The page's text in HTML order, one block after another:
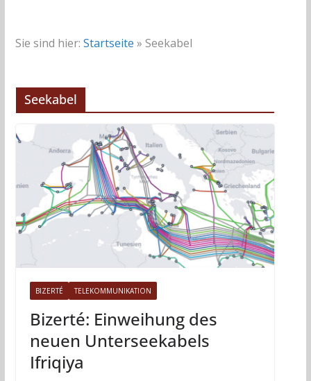
Sie sind hier: Startseite » Seekabel
Seekabel
BIZERTÉ TELEKOMMUNIKATION
Bizerté: Einweihung des
neuen Unterseekabels
Ifriqiya